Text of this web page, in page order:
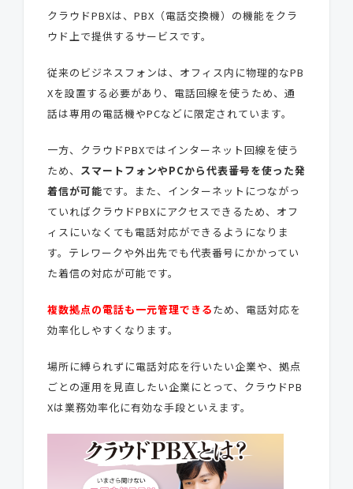
クラウドPBXは、PBX（電話交換機）の機能をクラ
ウド上で提供するサービスです。
従来のビジネスフォンは、オフィス内に物理的なPB
Xを設置する必要があり、電話回線を使うため、通
話は専用の電話機やPCなどに限定されています。
一方、クラウドPBXではインターネット回線を使う
ため、 スマートフォンやPCから代表番号を使った発
着信が可能です。また、インターネットにつながっ
ていればクラウドPBXにアクセスできるため、オフ
ィスにいなくても電話対応ができるようになりま
す。テレワークや外出先でも代表番号にかかってい
た着信の対応が可能です。
複数拠点の電話も一元管理できるため、電話対応を
効率化しやすくなります。
場所に縛られずに電話対応を行いたい企業や、拠点
ごとの運用を見直したい企業にとって、クラウドPB
Xは業務効率化に有効な手段といえます。